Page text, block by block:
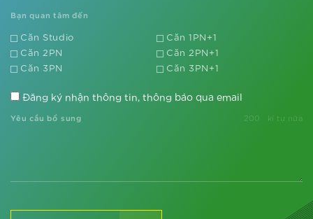
Lý do khiến dự án The Metrolines
“hot” phía Tây Hà Nội?
Bạn quan tâm đến
Căn Studio
Căn 1PN+1
Căn 2PN
Căn 2PN+1
Căn 3PN
Căn 3PN+1
Đăng ký nhận thông tin, thông báo qua email
Yêu cầu bổ sung 200 kí tự nữa